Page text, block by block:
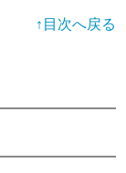
↑目次へ戻る